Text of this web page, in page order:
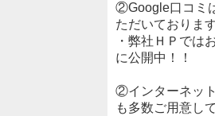
②Google口コミ
ただいております
・弊社ＨＰでは
に公開中！！
②インターネッ
も多数ご用意し